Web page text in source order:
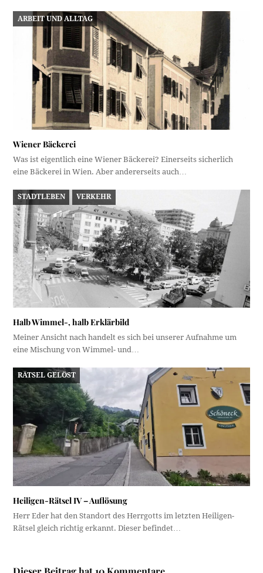
ARBEIT UND ALLTAG
Wiener Bäckerei
Was ist eigentlich eine Wiener Bäckerei? Einerseits sicherlich
eine Bäckerei in Wien. Aber andererseits auch…
STADTLEBEN VERKEHR
Halb Wimmel-, halb Erklärbild
Meiner Ansicht nach handelt es sich bei unserer Aufnahme um
eine Mischung von Wimmel- und…
RÄTSEL GELÖST
Heiligen-Rätsel IV – Auflösung
Herr Eder hat den Standort des Herrgotts im letzten Heiligen-
Rätsel gleich richtig erkannt. Dieser befindet…